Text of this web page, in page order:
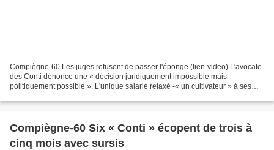
Compiègne-60 Les juges refusent de passer l'éponge (lien-video) L'avocate
des Conti dénonce une « décision juridiquement impossible mais
politiquement possible ». L'unique salarié relaxé -« un cultivateur » à ses
Compiègne-60 Six « Conti » écopent de trois à
cinq mois avec sursis